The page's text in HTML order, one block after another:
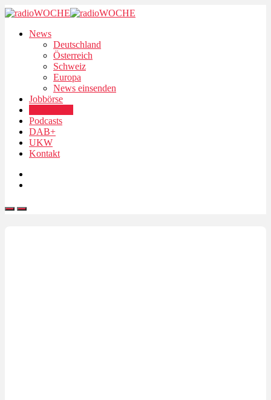
News
Deutschland
Österreich
Schweiz
Europa
News einsenden
Jobbörse
Podcasts
DAB+
UKW
Kontakt